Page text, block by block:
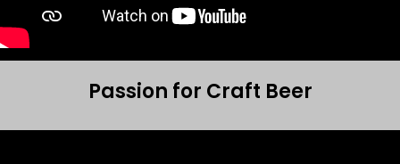
Passion for Craft Beer